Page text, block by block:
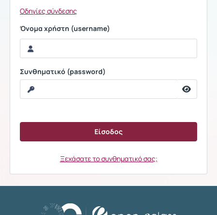
Οδηγίες σύνδεσης
Όνομα χρήστη (username)
Συνθηματικό (password)
Ξεχάσατε το συνθηματικό σας;